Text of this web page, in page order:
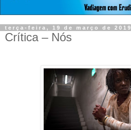
terça-feira, 19 de março de 2019
Crítica – Nós